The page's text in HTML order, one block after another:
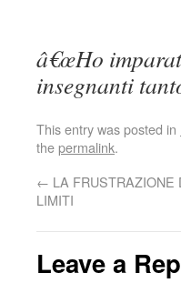
â€œHo
insegnanti
This entry was posted in
thepermalink.
← LA FRUSTRAZIONE
LIMITI
Leave a